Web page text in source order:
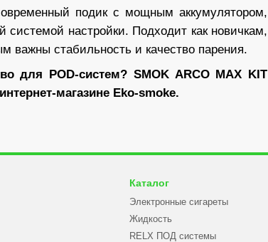
подик с мощным аккумулятором,
настройки. Подходит как новичкам,
важны стабильность и качество парения.
для POD-систем? SMOK ARCO MAX KIT
магазине Eko-smoke.
Каталог
Электронные сигареты
Жидкость
RELX ПОД системы